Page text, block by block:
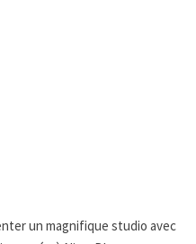
un magnifique studio avec